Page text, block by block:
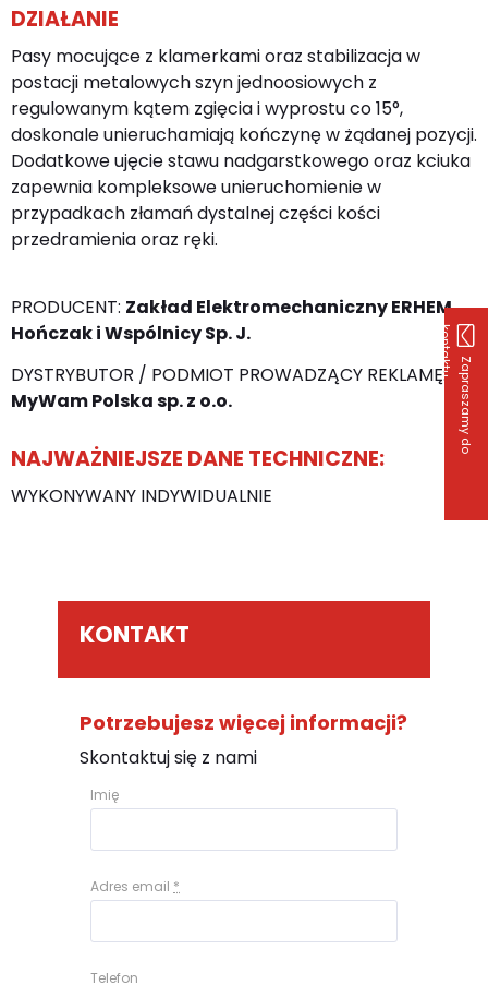
Z
a
p
r
a
s
z
a
m
y
d
o
k
o
n
t
a
k
t
u
DZIAŁANIE
Pasy mocujące z klamerkami oraz stabilizacja w
postacji metalowych szyn jednoosiowych z
regulowanym kątem zgięcia i wyprostu co 15°,
doskonale unieruchamiają kończynę w żądanej pozycji.
Dodatkowe ujęcie stawu nadgarstkowego oraz kciuka
zapewnia kompleksowe unieruchomienie w
przypadkach złamań dystalnej części kości
przedramienia oraz ręki.
PRODUCENT: Zakład Elektromechaniczny ERHEM
Hończak i Wspólnicy Sp. J.
DYSTRYBUTOR / PODMIOT PROWADZĄCY REKLAMĘ:
MyWam Polska sp. z o.o.
NAJWAŻNIEJSZE DANE TECHNICZNE:
WYKONYWANY INDYWIDUALNIE
KONTAKT
Potrzebujesz więcej informacji?
Skontaktuj się z nami
Imię
Adres email *
Telefon